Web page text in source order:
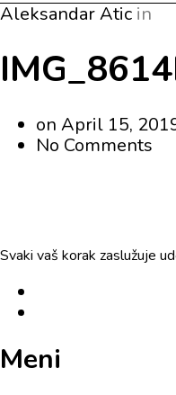
Aleksandar Atic in
on April 15,
No Comments
Svaki vaš korak zaslužuje
Meni